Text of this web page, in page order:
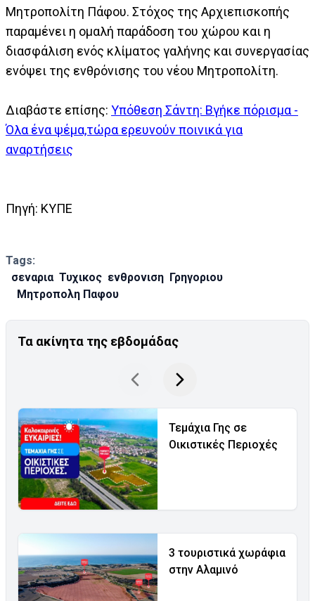
Μητροπολίτη Πάφου. Στόχος της Αρχιεπισκοπής
παραμένει η ομαλή παράδοση του χώρου και η
διασφάλιση ενός κλίματος γαλήνης και συνεργασίας
ενόψει της ενθρόνισης του νέου Μητροπολίτη.
Διαβάστε επίσης: Υπόθεση Σάντη: Βγήκε πόρισμα -
Όλα ένα ψέμα,τώρα ερευνούν ποινικά για
αναρτήσεις
Πηγή: ΚΥΠΕ
Tags:
σεναρια Τυχικος ενθρονιση Γρηγοριου
Μητροπολη Παφου
Τα ακίνητα της εβδομάδας
Τεμάχια Γης σε
Οικιστικές Περιοχές
3 τουριστικά χωράφια
στην Αλαμινό